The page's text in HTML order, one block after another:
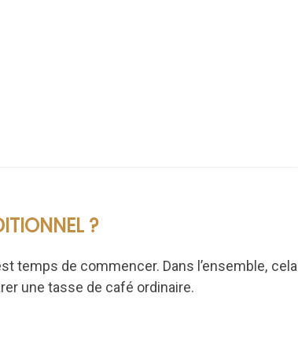
?
temps de commencer. Dans l’ensemble, cela
une tasse de café ordinaire.